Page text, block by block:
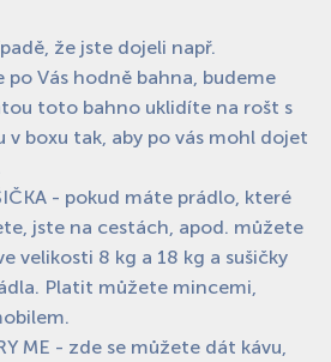
že jste dojeli např.
po Vás hodně bahna, budeme
toto bahno uklidíte na rošt s
v boxu tak, aby po vás mohl dojet
- pokud máte prádlo, které
jste na cestách, apod. můžete
velikosti 8 kg a 18 kg a sušičky
Platit můžete mincemi,
ME - zde se můžete dát kávu,